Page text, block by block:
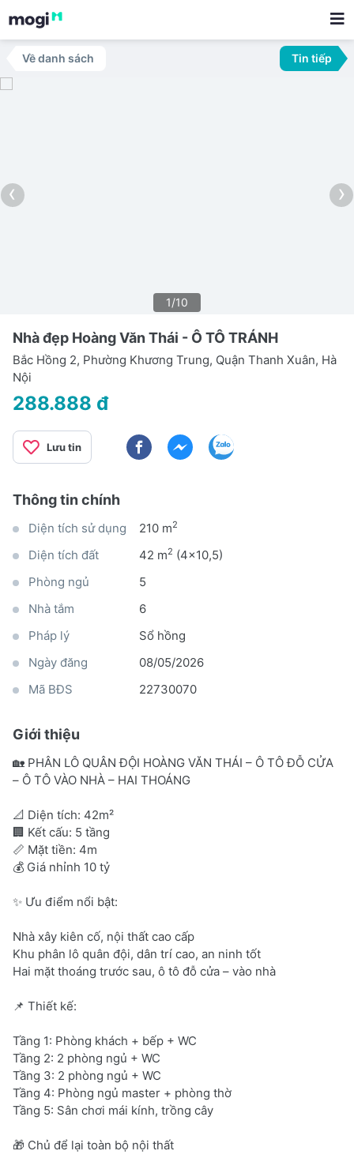
Về danh sách Tin tiếp
‹ ›
1/10
Nhà đẹp Hoàng Văn Thái - Ô TÔ TRÁNH
Bắc Hồng 2, Phường Khương Trung, Quận Thanh Xuân, Hà
Nội
288.888 đ
Lưu tin
Thông tin chính
Diện tích sử dụng 210 m2
Diện tích đất 42 m2 (4x10,5)
Phòng ngủ
5
Nhà tắm
6
Pháp lý
Sổ hồng
Ngày đăng
08/05/2026
Mã BĐS
22730070
Giới thiệu
🏡 PHÂN LÔ QUÂN ĐỘI HOÀNG VĂN THÁI – Ô TÔ ĐỖ CỬA
– Ô TÔ VÀO NHÀ – HAI THOÁNG
📐 Diện tích: 42m²
🏢 Kết cấu: 5 tầng
📏 Mặt tiền: 4m
💰 Giá nhỉnh 10 tỷ
✨ Ưu điểm nổi bật:
Nhà xây kiên cố, nội thất cao cấp
Khu phân lô quân đội, dân trí cao, an ninh tốt
Hai mặt thoáng trước sau, ô tô đỗ cửa – vào nhà
📌 Thiết kế:
Tầng 1: Phòng khách + bếp + WC
Tầng 2: 2 phòng ngủ + WC
Tầng 3: 2 phòng ngủ + WC
Tầng 4: Phòng ngủ master + phòng thờ
Tầng 5: Sân chơi mái kính, trồng cây
🎁 Chủ để lại toàn bộ nội thất